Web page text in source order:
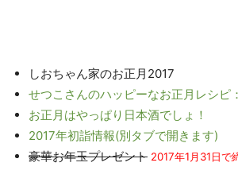
しおちゃん家のお正月2017
せつこさんのハッピーなお正月レシピ
お正月はやっぱり日本酒でしょ！
2017年初詣情報(別タブで開きます)
豪華お年玉プレゼント 2017年1月31日で